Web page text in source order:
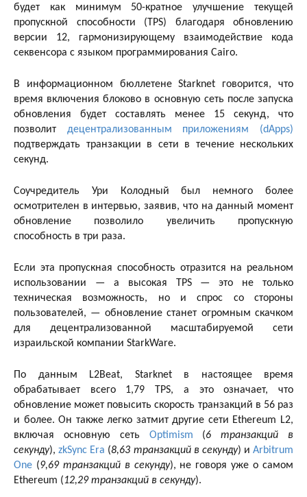
будет как минимум 50-кратное улучшение текущей
пропускной способности (TPS) благодаря обновлению
версии 12, гармонизирующему взаимодействие кода
секвенсора с языком программирования Cairo.
В информационном бюллетене Starknet говорится, что
время включения блоково в основную сеть после запуска
обновления будет составлять менее 15 секунд, что
позволит децентрализованным приложениям (dApps)
подтверждать транзакции в сети в течение нескольких
секунд.
Соучредитель Ури Колодный был немного более
осмотрителен в интервью, заявив, что на данный момент
обновление позволило увеличить пропускную
способность в три раза.
Если эта пропускная способность отразится на реальном
использовании — а высокая TPS — это не только
техническая возможность, но и спрос со стороны
пользователей, — обновление станет огромным скачком
для децентрализованной масштабируемой сети
израильской компании StarkWare.
По данным L2Beat, Starknet в настоящее время
обрабатывает всего 1,79 TPS, а это означает, что
обновление может повысить скорость транзакций в 56 раз
и более. Он также легко затмит другие сети Ethereum L2,
включая основную сеть Optimism (6 транзакций в
секунду),zkSync Era (8,63 транзакций в секунду) и Arbitrum
One (9,69 транзакций в секунду), не говоря уже о самом
Ethereum (12,29 транзакций в секунду).